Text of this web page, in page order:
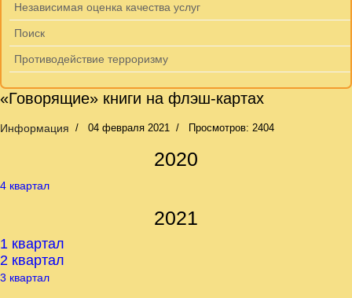
Независимая оценка качества услуг
Поиск
Противодействие терроризму
«Говорящие» книги на флэш-картах
Информация 04 февраля 2021 Просмотров: 2404
2020
4 квартал
2021
1 квартал
2 квартал
3 квартал